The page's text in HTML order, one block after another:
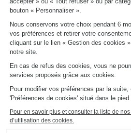
bouton « Personnaliser ».
Nous conservons votre choix pendant 6
vos préférences et retirer votre
cliquant sur le lien « Gestion des cookies
notre site.
En cas de refus des cookies, vous ne
services proposés grâce aux cookies.
Pour modifier vos préférences par la
'Préférences de cookies' situé dans le pied
Pour en savoir plus et consulter la liste de
d’utilisation des cookies.
Guides de pose et d’entretien
Consulter notre catalogue
À PROPOS
Actualités du groupe
Ouvrir un magasin
Schmidt dans le monde
Nos magasins en France